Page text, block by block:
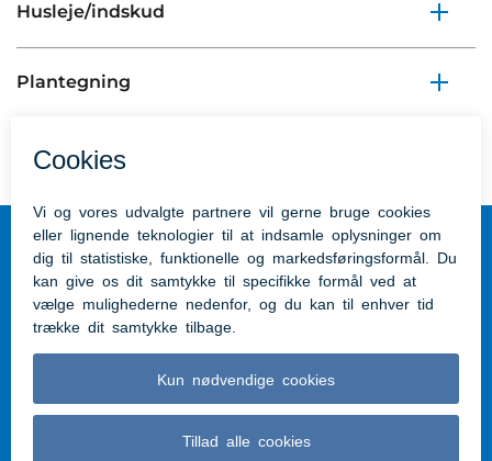
Husleje/indskud
Plantegning
Plejehjem Aabenraa
Kom hurtigt til
Aabenraa Kommunes hjemmeside
Tilgængelighedserklæring